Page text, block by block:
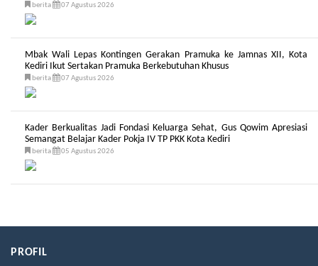
berita 07 Agustus 2026
Mbak Wali Lepas Kontingen Gerakan Pramuka ke Jamnas XII, Kota
Kediri Ikut Sertakan Pramuka Berkebutuhan Khusus
berita 07 Agustus 2026
Kader Berkualitas Jadi Fondasi Keluarga Sehat, Gus Qowim Apresiasi
Semangat Belajar Kader Pokja IV TP PKK Kota Kediri
berita 05 Agustus 2026
PROFIL